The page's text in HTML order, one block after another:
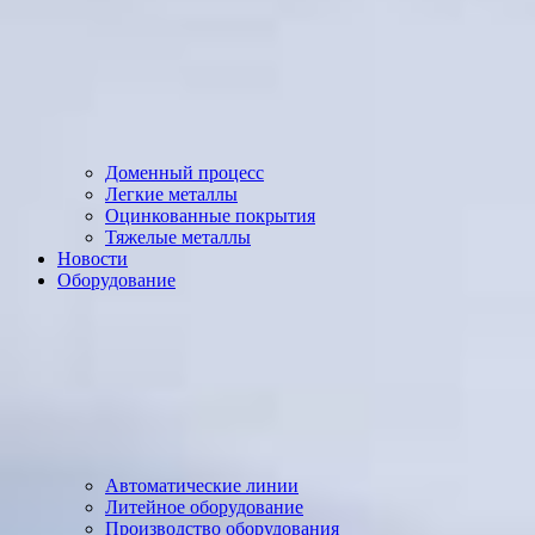
Доменный процесс
Легкие металлы
Оцинкованные покрытия
Тяжелые металлы
Новости
Оборудование
Автоматические линии
Литейное оборудование
Производство оборудования